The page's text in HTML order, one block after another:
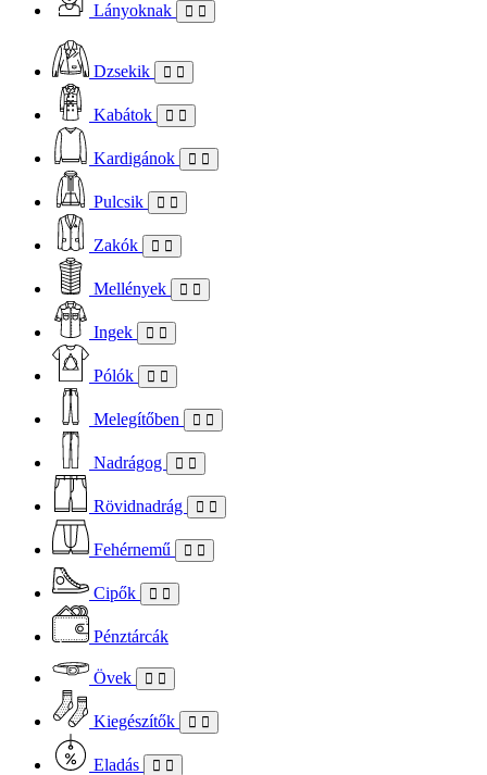
Lányoknak
Dzsekik
Kabátok
Kardigánok
Pulcsik
Zakók
Mellények
Ingek
Pólók
Melegítőben
Nadrágog
Rövidnadrág
Fehérnemű
Cipők
Pénztárcák
Övek
Kiegészítők
Eladás